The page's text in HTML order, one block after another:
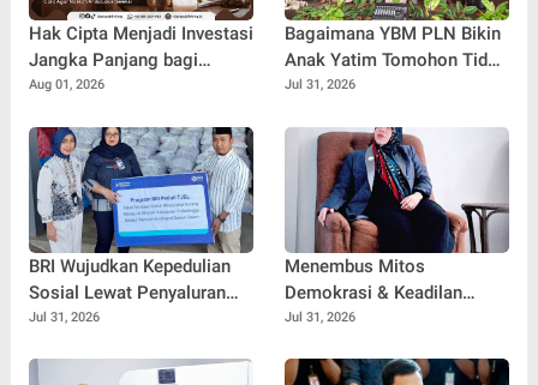
Hak Cipta Menjadi Investasi
Jangka Panjang bagi
Penulis Buku
Aug 01, 2026
Bagaimana YBM PLN Bikin
Anak Yatim Tomohon Tidak
Tertinggal di Tahun Ajaran
Jul 31, 2026
BRI Wujudkan Kepedulian
Sosial Lewat Penyaluran
Paket Sembako di
Jul 31, 2026
Menembus Mitos
Demokrasi & Keadilan
Sosial: Adv. Fara Fariha
Simpati Publik dan Aksi
Jul 31, 2026